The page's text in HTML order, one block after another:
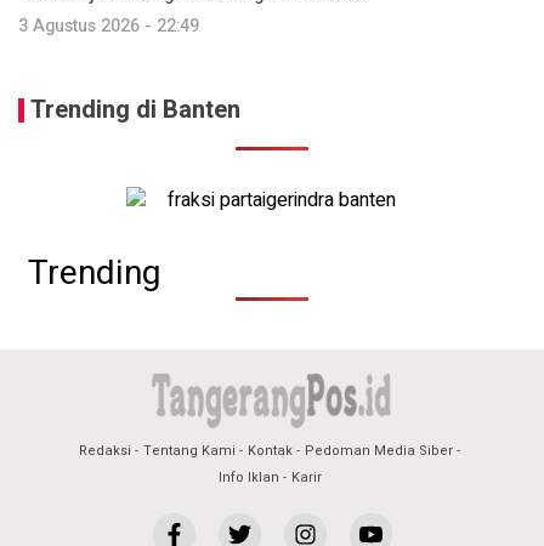
3 Agustus 2026 - 22:49
Trending di Banten
Trending
Redaksi Tentang Kami Kontak
Pedoman Media Siber
Info Iklan
Karir